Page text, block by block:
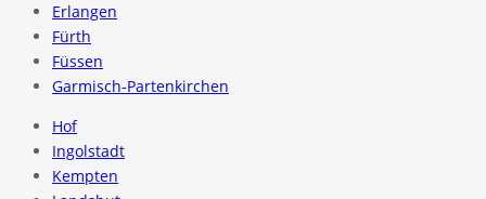
Erlangen
Fürth
Füssen
Garmisch-Partenkirchen
Hof
Ingolstadt
Kempten